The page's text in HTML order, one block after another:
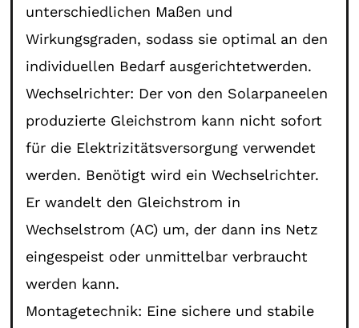
unterschiedlichen Maßen und
Wirkungsgraden, sodass sie optimal an den
individuellen Bedarf ausgerichtetwerden.
Wechselrichter: Der von den Solarpaneelen
produzierte Gleichstrom kann nicht sofort
für die Elektrizitätsversorgung verwendet
werden. Benötigt wird ein Wechselrichter.
Er wandelt den Gleichstrom in
Wechselstrom (AC) um, der dann ins Netz
eingespeist oder unmittelbar verbraucht
werden kann.
Montagetechnik: Eine sichere und stabile